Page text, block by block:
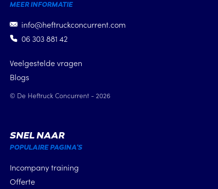
MEER INFORMATIE
info@heftruckconcurrent.com
06 303 881 42
Veelgestelde vragen
Blogs
© De Heftruck Concurrent - 2026
SNEL NAAR
POPULAIRE PAGINA'S
Incompany training
Offerte